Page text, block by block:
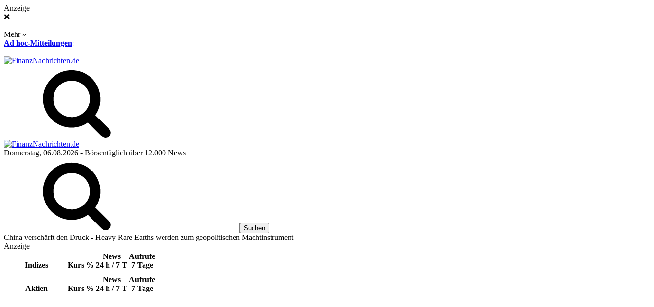
Anzeige
❌
Mehr »
Ad hoc-Mitteilungen:
Donnerstag, 06.08.2026 - Börsentäglich über 12.000 News
China verschärft den Druck - Heavy Rare Earths werden zum geopolitischen Machtinstrument
Anzeige
Indizes Kurs %
News
24 h / 7 T
Aufrufe
7 Tage
Aktien Kurs %
News
24 h / 7 T
Aufrufe
7 Tage